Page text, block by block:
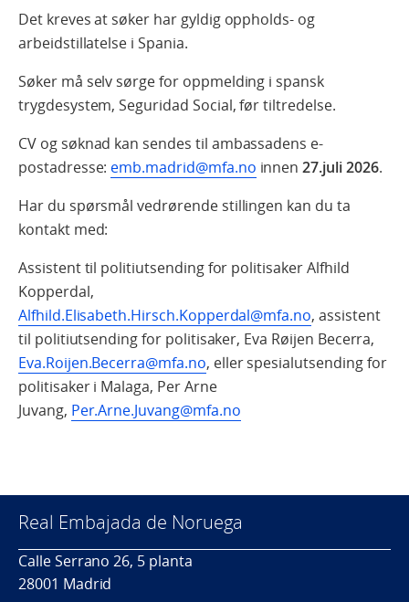
Det kreves at søker har gyldig oppholds- og
arbeidstillatelse i Spania.
Søker må selv sørge for oppmelding i spansk
trygdesystem, Seguridad Social, før tiltredelse.
CV og søknad kan sendes til ambassadens e-
postadresse: emb.madrid@mfa.no innen27.juli 2026.
Har du spørsmål vedrørende stillingen kan du ta
kontakt med:
Assistent til politiutsending for politisaker Alfhild
Kopperdal,
Alfhild.Elisabeth.Hirsch.Kopperdal@mfa.no, assistent
til politiutsending for politisaker, Eva Røijen Becerra,
Eva.Roijen.Becerra@mfa.no, eller spesialutsending for
politisaker i Malaga, Per Arne
Juvang, Per.Arne.Juvang@mfa.no
Real Embajada de Noruega
Calle Serrano 26, 5 planta
28001 Madrid